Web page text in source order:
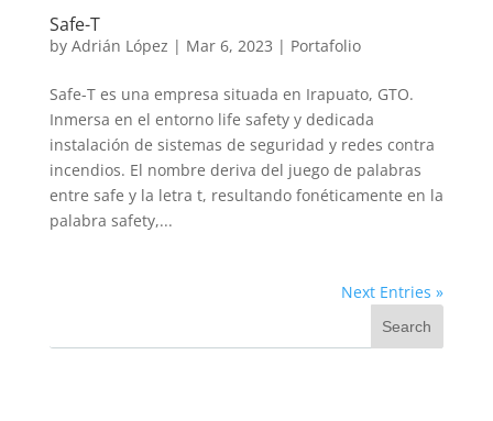
Safe-T
by Adrián López | Mar 6, 2023 | Portafolio
Safe-T es una empresa situada en Irapuato, GTO.
Inmersa en el entorno life safety y dedicada
instalación de sistemas de seguridad y redes contra
incendios. El nombre deriva del juego de palabras
entre safe y la letra t, resultando fonéticamente en la
palabra safety,...
Next Entries »
Search